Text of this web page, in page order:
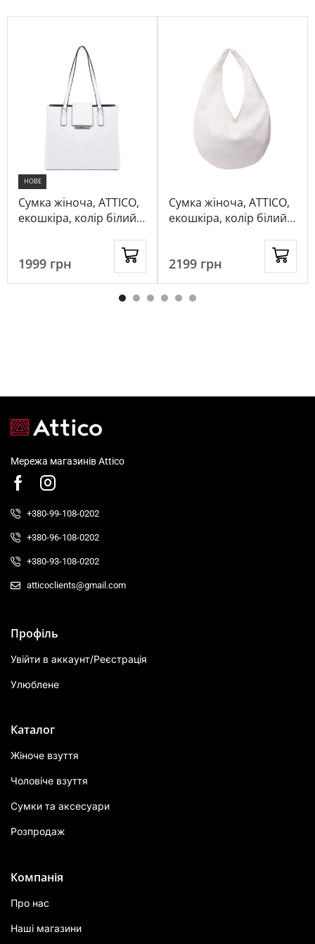
НОВЕ
Сумка жіноча, ATTICO,
екошкіра, колір білий,
1999 грн
Сумка жіноча, ATTICO,
екошкіра, колір білий,
2199 грн
Мережа магазинів Attico
+380-99-108-0202
+380-96-108-0202
+380-93-108-0202
atticoclients@gmail.com
Профіль
Увійти в аккаунт/Реєстрація
Улюблене
Каталог
Жіноче взуття
Чоловіче взуття
Сумки та аксесуари
Розпродаж
Компанія
Про нас
Наші магазини